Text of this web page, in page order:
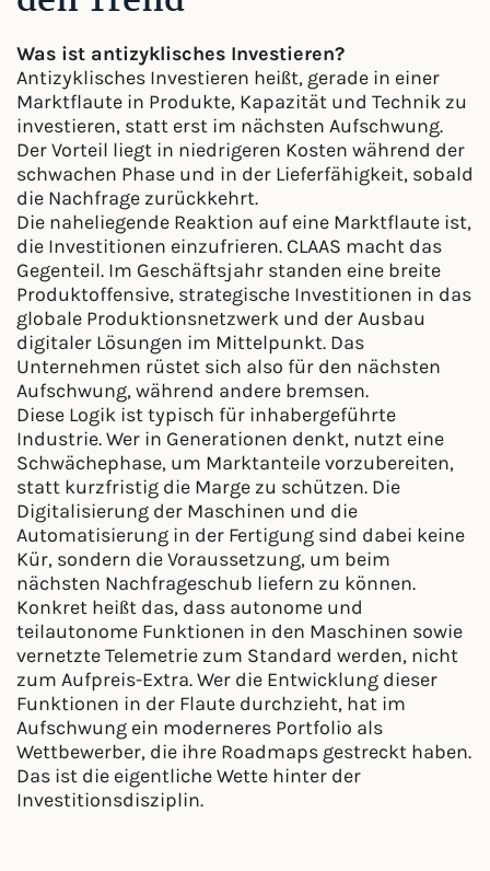
Was ist antizyklisches Investieren?
Antizyklisches Investieren heißt, gerade in einer
Marktflaute in Produkte, Kapazität und Technik zu
investieren, statt erst im nächsten Aufschwung.
Der Vorteil liegt in niedrigeren Kosten während der
schwachen Phase und in der Lieferfähigkeit, sobald
die Nachfrage zurückkehrt.
Die naheliegende Reaktion auf eine Marktflaute ist,
die Investitionen einzufrieren. CLAAS macht das
Gegenteil. Im Geschäftsjahr standen eine breite
Produktoffensive, strategische Investitionen in das
globale Produktionsnetzwerk und der Ausbau
digitaler Lösungen im Mittelpunkt. Das
Unternehmen rüstet sich also für den nächsten
Aufschwung, während andere bremsen.
Diese Logik ist typisch für inhabergeführte
Industrie. Wer in Generationen denkt, nutzt eine
Schwächephase, um Marktanteile vorzubereiten,
statt kurzfristig die Marge zu schützen. Die
Digitalisierung der Maschinen und die
Automatisierung in der Fertigung sind dabei keine
Kür, sondern die Voraussetzung, um beim
nächsten Nachfrageschub liefern zu können.
Konkret heißt das, dass autonome und
teilautonome Funktionen in den Maschinen sowie
vernetzte Telemetrie zum Standard werden, nicht
zum Aufpreis-Extra. Wer die Entwicklung dieser
Funktionen in der Flaute durchzieht, hat im
Aufschwung ein moderneres Portfolio als
Wettbewerber, die ihre Roadmaps gestreckt haben.
Das ist die eigentliche Wette hinter der
Investitionsdisziplin.